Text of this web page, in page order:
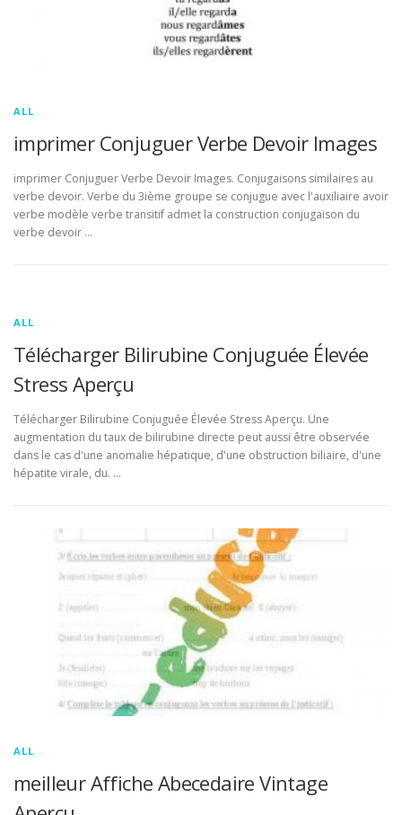
ALL
imprimer Conjuguer Verbe Devoir Images
imprimer Conjuguer Verbe Devoir Images. Conjugaisons similaires au
verbe devoir. Verbe du 3ième groupe se conjugue avec l'auxiliaire avoir
verbe modèle verbe transitif admet la construction conjugaison du
verbe devoir …
ALL
Télécharger Bilirubine Conjuguée Élevée
Stress Aperçu
Télécharger Bilirubine Conjuguée Élevée Stress Aperçu. Une
augmentation du taux de bilirubine directe peut aussi être observée
dans le cas d'une anomalie hépatique, d'une obstruction biliaire, d'une
hépatite virale, du. …
ALL
meilleur Affiche Abecedaire Vintage